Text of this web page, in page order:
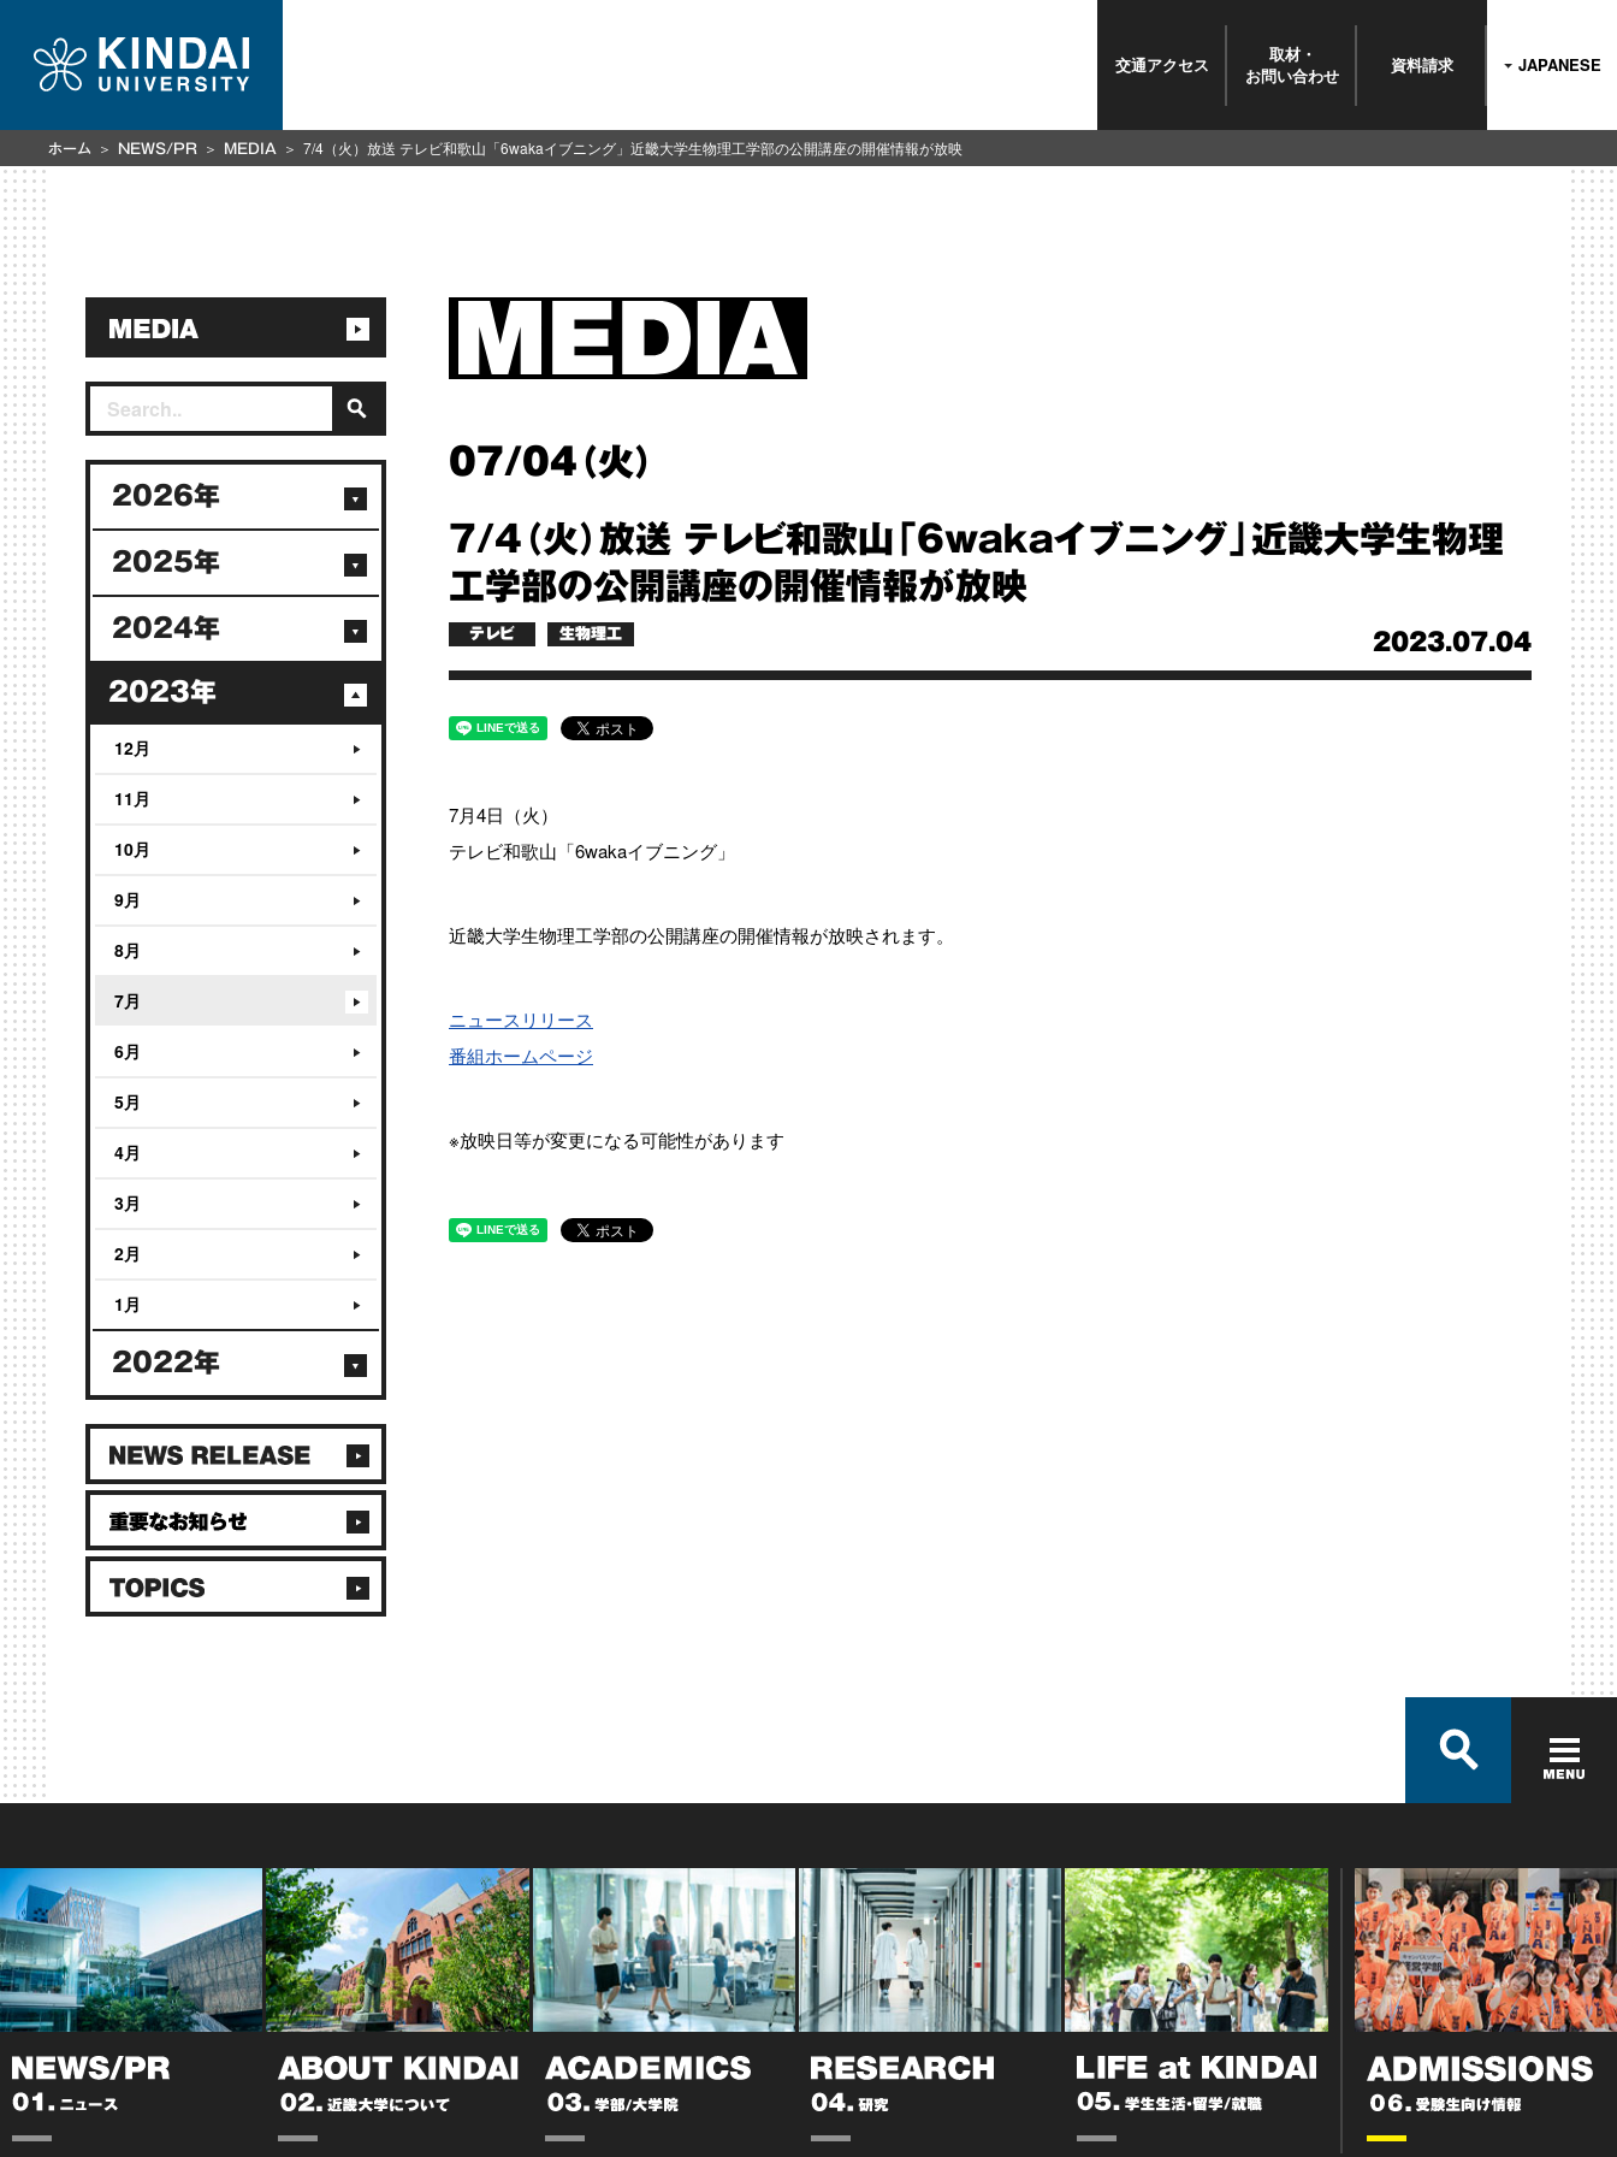
交通アクセス
取材・
お問い合わせ 資料請求 JAPANESE
ホーム NEWS/PR MEDIA 7/4（火）放送 テレビ和歌山「6wakaイブニング」近畿大学生物理工学部の公開講座の開催情報が放映
07/04（火）
7/4（火）放送 テレビ和歌山「6wakaイブニング」近畿大学生物理
工学部の公開講座の開催情報が放映
2023.07.04
テレビ 生物理工
7月4日（火）
テレビ和歌山「6wakaイブニング」
近畿大学生物理工学部の公開講座の開催情報が放映されます。
ニュースリリース
番組ホームページ
※放映日等が変更になる可能性があります
2026年
2025年
2024年
2023年
12月
11月
10月
9月
8月
7月
6月
5月
4月
3月
2月
1月
2022年